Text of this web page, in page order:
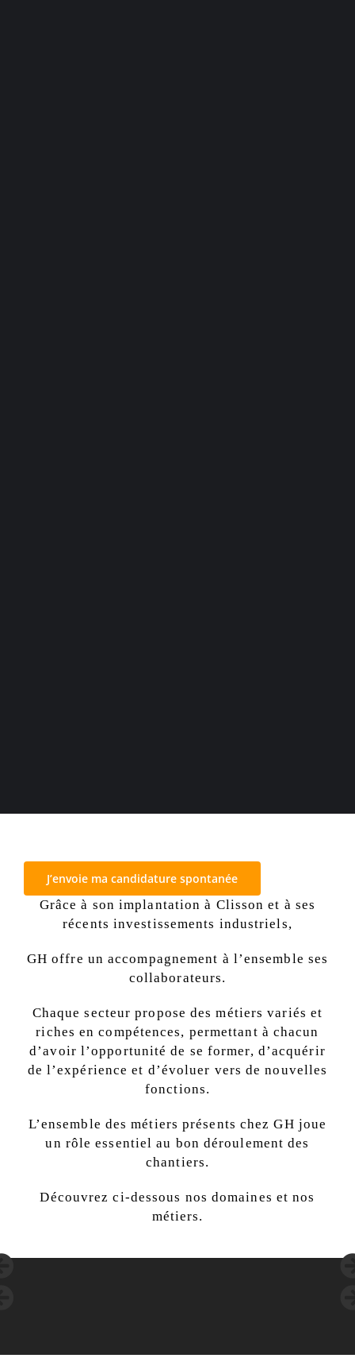
J’envoie ma candidature spontanée
Grâce à son implantation à Clisson et à ses
récents investissements industriels,
GH offre un accompagnement à l’ensemble ses
collaborateurs.
Chaque secteur propose des métiers variés et
riches en compétences, permettant à chacun
d’avoir l’opportunité de se former, d’acquérir
de l’expérience et d’évoluer vers de nouvelles
fonctions.
L’ensemble des métiers présents chez GH joue
un rôle essentiel au bon déroulement des
chantiers.
Découvrez ci-dessous nos domaines et nos
métiers.